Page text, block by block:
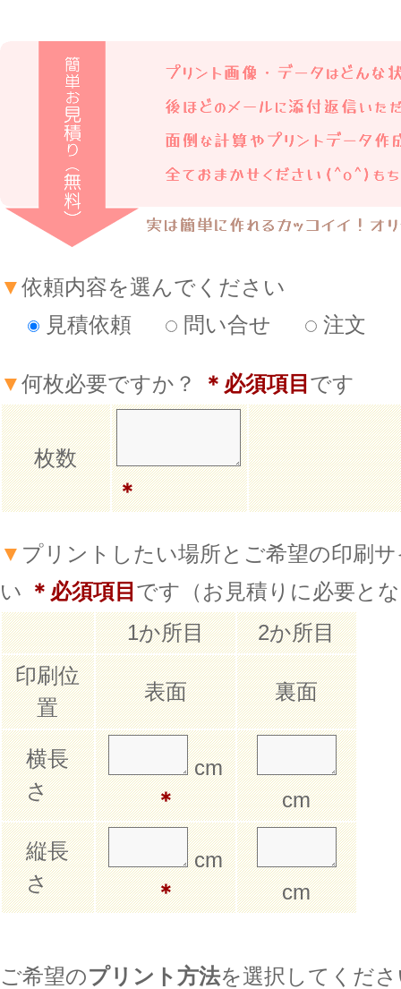
▼依頼内容を選んでください
見積依頼
問い合せ 注文
▼何枚必要ですか？ ＊必須項目 です
枚数
＊
▼ プリントしたい場所とご希望の印刷
い ＊必須項目 です（お見積りに必要と
1か所目
2か所目
印刷位
置
表面 裏面
横長
さ
cm
＊
cm
縦長
さ
cm
＊
cm
ご希望のプリント方法を選択してくだ